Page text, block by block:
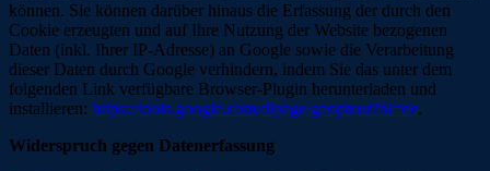
können. Sie können darüber hinaus die Erfassung der durch den
Cookie erzeugten und auf Ihre Nutzung der Website bezogenen
Daten (inkl. Ihrer IP-Adresse) an Google sowie die Verarbeitung
dieser Daten durch Google verhindern, indem Sie das unter dem
folgenden Link verfügbare Browser-Plugin herunterladen und
installieren: https://tools.google.com/dlpage/gaoptout?hl=de.
Widerspruch gegen Datenerfassung